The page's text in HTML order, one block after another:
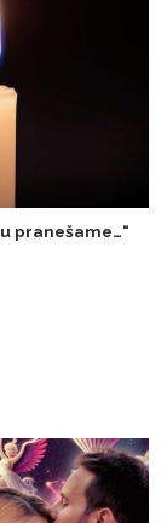
pranešame…“